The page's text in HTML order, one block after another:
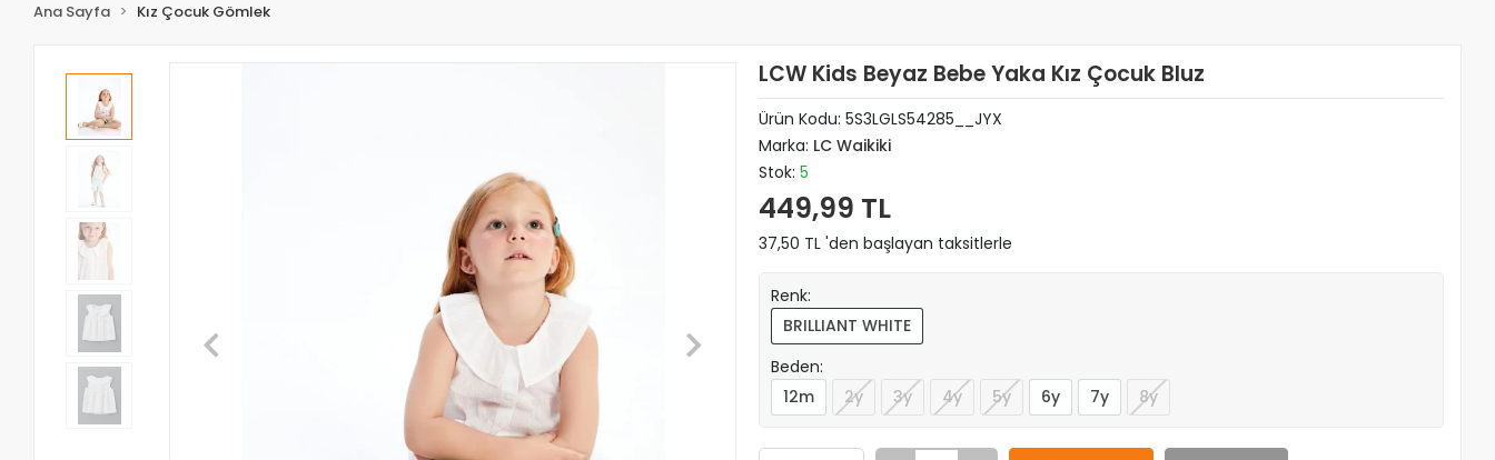
Ana Sayfa Kız Çocuk Gömlek
LCW Kids Beyaz Bebe Yaka Kız Çocuk Bluz
Ürün Kodu: 5S3LGLS54285__JYX
Marka: LC Waikiki
Stok: 5
449,99 TL
37,50 TL 'den başlayan taksitlerle
Renk:
BRILLIANT WHITE
Beden:
12m
2y 3y 4y 5y 6y 7y 8y